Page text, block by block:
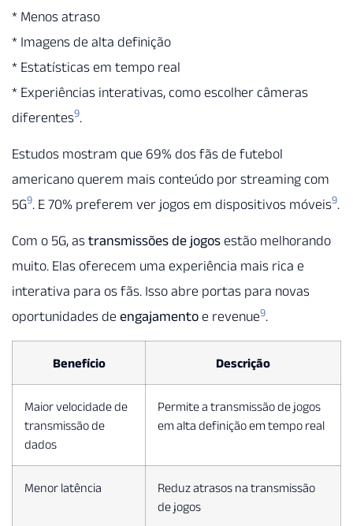
* Menos atraso
* Imagens de alta definição
* Estatísticas em tempo real
* Experiências interativas, como escolher câmeras
diferentes9.
Estudos mostram que 69% dos fãs de futebol
americano querem mais conteúdo por streaming com
5G9. E 70% preferem ver jogos em dispositivos móveis9.
Com o 5G, as transmissões de jogos estão melhorando
muito. Elas oferecem uma experiência mais rica e
interativa para os fãs. Isso abre portas para novas
oportunidades de engajamento e revenue9.
Benefício Descrição
Maior velocidade de
transmissão de
dados
Permite a transmissão de jogos
em alta definição em tempo real
Menor latência
Reduz atrasos na transmissão
de jogos